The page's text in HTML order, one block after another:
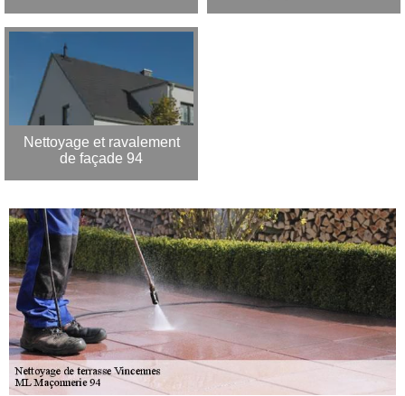
Nettoyage et ravalement
de façade 94